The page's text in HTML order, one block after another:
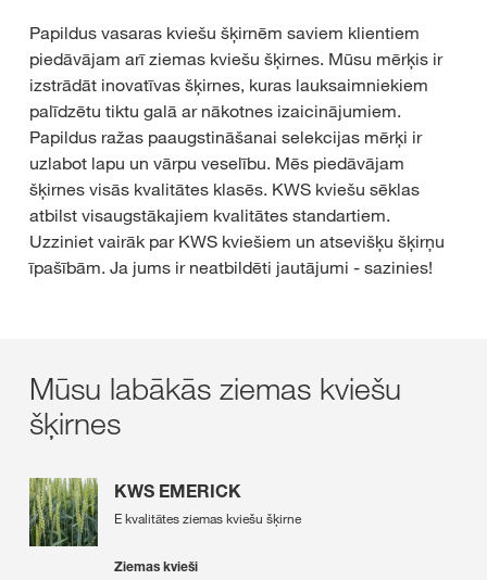
Papildus vasaras kviešu šķirnēm saviem klientiem
piedāvājam arī ziemas kviešu šķirnes. Mūsu mērķis ir
izstrādāt inovatīvas šķirnes, kuras lauksaimniekiem
palīdzētu tiktu galā ar nākotnes izaicinājumiem.
Papildus ražas paaugstināšanai selekcijas mērķi ir
uzlabot lapu un vārpu veselību. Mēs piedāvājam
šķirnes visās kvalitātes klasēs. KWS kviešu sēklas
atbilst visaugstākajiem kvalitātes standartiem.
Uzziniet vairāk par KWS kviešiem un atsevišķu šķirņu
īpašībām. Ja jums ir neatbildēti jautājumi - sazinies!
Mūsu labākās ziemas kviešu
šķirnes
KWS EMERICK
E kvalitātes ziemas kviešu šķirne
Ziemas kvieši